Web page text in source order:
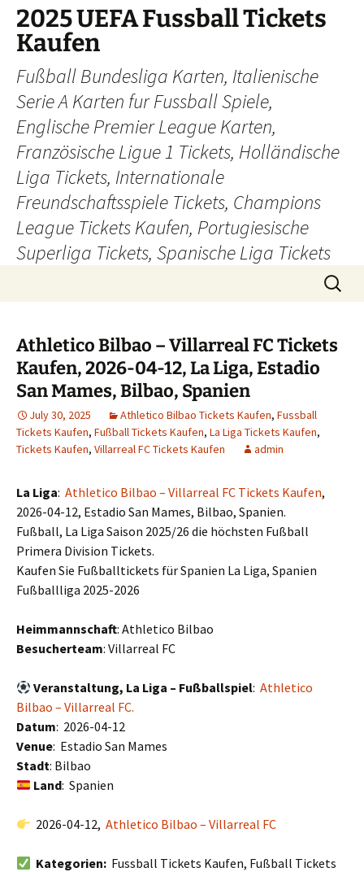
Skip
content
2025 UEFA Fussball Tickets
Kaufen
Fußball Bundesliga Karten, Italienische
Serie A Karten fur Fussball Spiele,
Englische Premier League Karten,
Französische Ligue 1 Tickets, Holländische
Liga Tickets, Internationale
Freundschaftsspiele Tickets, Champions
League Tickets Kaufen, Portugiesische
Superliga Tickets, Spanische Liga Tickets
Search
for:
Athletico Bilbao – Villarreal FC Tickets
Kaufen, 2026-04-12, La Liga, Estadio
San Mames, Bilbao, Spanien
July 30, 2025 Athletico Bilbao Tickets Kaufen, Fussball
Tickets Kaufen, Fußball Tickets Kaufen, La Liga Tickets Kaufen,
Tickets Kaufen, Villarreal FC Tickets Kaufen admin
La Liga: Athletico Bilbao – Villarreal FC Tickets Kaufen,
2026-04-12, Estadio San Mames, Bilbao, Spanien.
Fußball, La Liga Saison 2025/26 die höchsten Fußball
Primera Division Tickets.
Kaufen Sie Fußballtickets für Spanien La Liga, Spanien
Fußballliga 2025-2026
Heimmannschaft: Athletico Bilbao
Besucherteam: Villarreal FC
Veranstaltung, La Liga – Fußballspiel:Athletico
Bilbao – Villarreal FC.
Datum: 2026-04-12
Venue: Estadio San Mames
Stadt: Bilbao
Land: Spanien
2026-04-12,Athletico Bilbao – Villarreal FC
Kategorien: Fussball Tickets Kaufen, Fußball Tickets